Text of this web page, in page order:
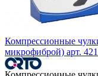
Компрессионные
микрофиброй) арт.